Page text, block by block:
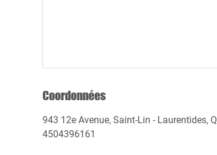
Coordonnées
943 12e Avenue, Saint-Lin - Laurentides,
4504396161